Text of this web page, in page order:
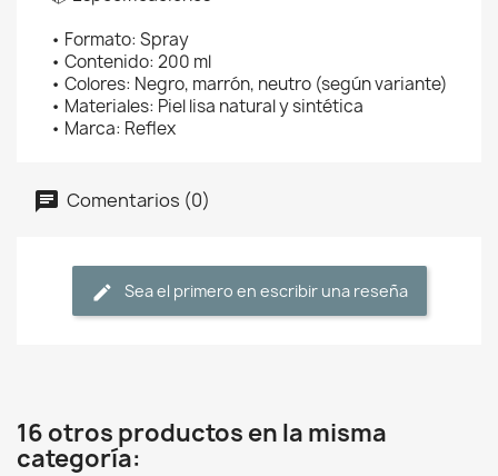
• Formato: Spray
• Contenido: 200 ml
• Colores: Negro, marrón, neutro (según variante)
• Materiales: Piel lisa natural y sintética
• Marca: Reflex
Comentarios (0)
Sea el primero en escribir una reseña
16 otros productos en la misma
categoría: